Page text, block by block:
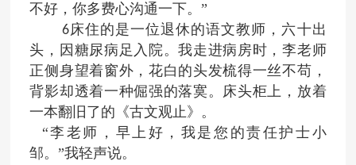
不好，你多费心沟通一下。”
6床住的是一位退休的语文教师，六十出
头，因糖尿病足入院。我走进病房时，李老师
正侧身望着窗外，花白的头发梳得一丝不苟，
背影却透着一种倔强的落寞。床头柜上，放着
一本翻旧了的《古文观止》。
“李老师，早上好，我是您的责任护士小
邹。”我轻声说。